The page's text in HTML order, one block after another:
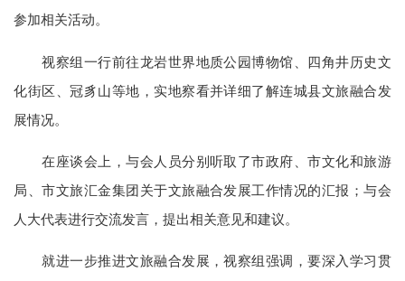
参加相关活动。
视察组一行前往龙岩世界地质公园博物馆、四角井历史文
化街区、冠豸山等地，实地察看并详细了解连城县文旅融合发
展情况。
在座谈会上，与会人员分别听取了市政府、市文化和旅游
局、市文旅汇金集团关于文旅融合发展工作情况的汇报；与会
人大代表进行交流发言，提出相关意见和建议。
就进一步推进文旅融合发展，视察组强调，要深入学习贯